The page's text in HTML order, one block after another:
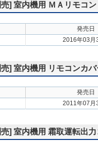
] 室内機用 ＭＡリモコン
発売日
2016年03月
] 室内機用 リモコンカバ
発売日
2011年07月
] 室内機用 霜取運転出